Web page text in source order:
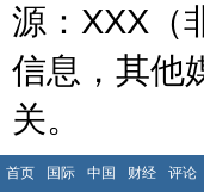
源：XXX（
信息，其他
关。
首页 国际 中国 财经 评论